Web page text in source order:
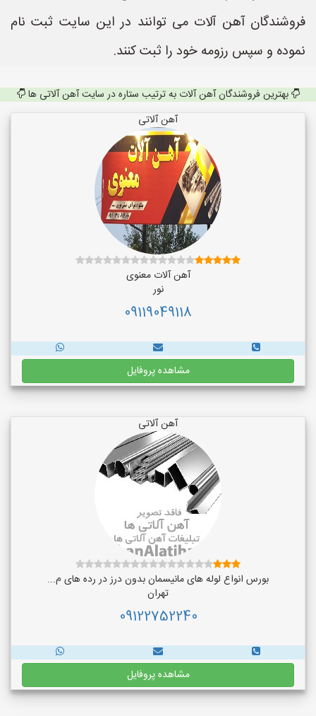
فروشندگان آهن آلات می توانند در این سایت ثبت نام
نموده و سپس رزومه خود را ثبت کنند.
بهترین فروشندگان آهن آلات به ترتیب ستاره در سایت آهن آلاتی ها
آهن آلاتی
آهن آلات معنوی
نور
09119049118
مشاهده پروفایل
آهن آلاتی
بورس انواع لوله های مانیسمان بدون درز در رده های م...
تهران
09122752240
مشاهده پروفایل